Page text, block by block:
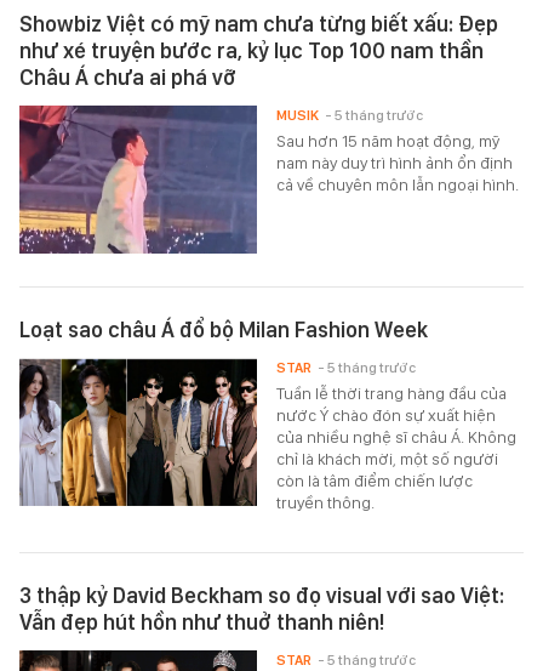
Showbiz Việt có mỹ nam chưa từng biết xấu: Đẹp
như xé truyện bước ra, kỷ lục Top 100 nam thần
Châu Á chưa ai phá vỡ
Sau hơn 15 năm hoạt động, mỹ
nam này duy trì hình ảnh ổn định
cả về chuyên môn lẫn ngoại hình.
MUSIK - 5 tháng trước
Loạt sao châu Á đổ bộ Milan Fashion Week
Tuần lễ thời trang hàng đầu của
nước Ý chào đón sự xuất hiện
của nhiều nghệ sĩ châu Á. Không
chỉ là khách mời, một số người
còn là tâm điểm chiến lược
truyền thông.
STAR - 5 tháng trước
3 thập kỷ David Beckham so đọ visual với sao Việt:
Vẫn đẹp hút hồn như thuở thanh niên!
STAR - 5 tháng trước